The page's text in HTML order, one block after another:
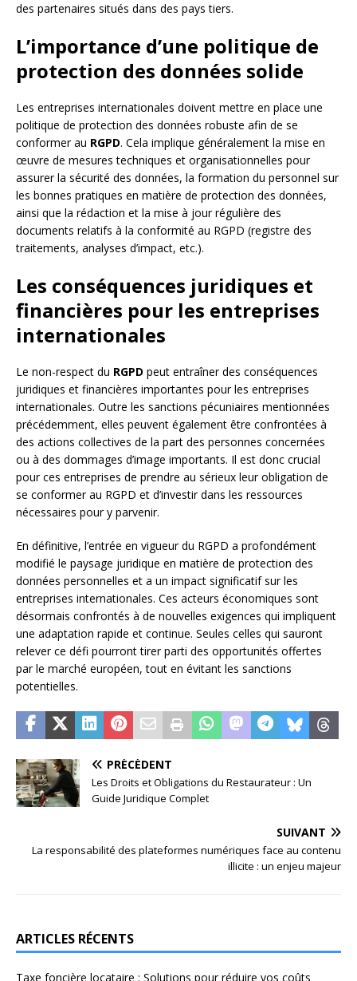
des partenaires situés dans des pays tiers.
L’importance d’une politique de
protection des données solide
Les entreprises internationales doivent mettre en place une
politique de protection des données robuste afin de se
conformer au RGPD. Cela implique généralement la mise en
œuvre de mesures techniques et organisationnelles pour
assurer la sécurité des données, la formation du personnel sur
les bonnes pratiques en matière de protection des données,
ainsi que la rédaction et la mise à jour régulière des
documents relatifs à la conformité au RGPD (registre des
traitements, analyses d’impact, etc.).
Les conséquences juridiques et
financières pour les entreprises
internationales
Le non-respect du RGPD peut entraîner des conséquences
juridiques et financières importantes pour les entreprises
internationales. Outre les sanctions pécuniaires mentionnées
précédemment, elles peuvent également être confrontées à
des actions collectives de la part des personnes concernées
ou à des dommages d’image importants. Il est donc crucial
pour ces entreprises de prendre au sérieux leur obligation de
se conformer au RGPD et d’investir dans les ressources
nécessaires pour y parvenir.
En définitive, l’entrée en vigueur du RGPD a profondément
modifié le paysage juridique en matière de protection des
données personnelles et a un impact significatif sur les
entreprises internationales. Ces acteurs économiques sont
désormais confrontés à de nouvelles exigences qui impliquent
une adaptation rapide et continue. Seules celles qui sauront
relever ce défi pourront tirer parti des opportunités offertes
par le marché européen, tout en évitant les sanctions
potentielles.
PRÉCÉDENT
Les Droits et Obligations du Restaurateur : Un
Guide Juridique Complet
SUIVANT
La responsabilité des plateformes numériques face au contenu
illicite : un enjeu majeur
ARTICLES RÉCENTS
Taxe foncière locataire : Solutions pour réduire vos coûts